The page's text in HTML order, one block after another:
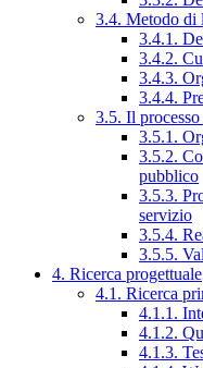
3.4. Metodo di
3.4.1.
3.4.2.
3.4.3.
3.4.4.
3.5. Il
3.5.1.
3.5.2.
pubblico
3.5.3.
servizio
3.5.4.
3.5.5.
4. Ricerca progettuale
4.1. Ricerca
4.1.1.
4.1.2.
4.1.3.